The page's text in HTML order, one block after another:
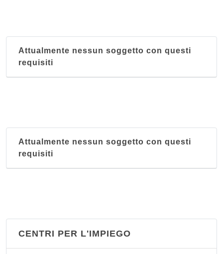
Attualmente nessun soggetto con questi
requisiti
Attualmente nessun soggetto con questi
requisiti
CENTRI PER L'IMPIEGO